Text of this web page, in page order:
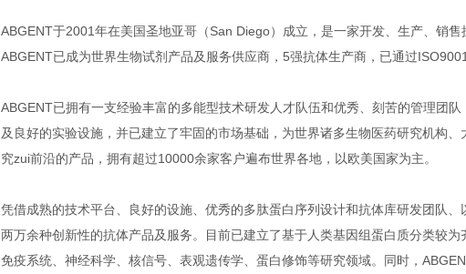
ABGENT于2001年在美国圣地亚哥（San Diego）成立，是一家开发、生产、销
ABGENT已成为世界生物试剂产品及服务供应商，5强抗体生产商，已通过
ABGENT已拥有一支经验丰富的多能型技术研发人才队伍和优秀、刻苦的管理团
及良好的实验设施，并已建立了牢固的市场基础，为世界诸多生物医药研究机构
究zui前沿的产品，拥有超过10000余家客户遍布世界各地，以欧美国家为主。
凭借成熟的技术平台、良好的设施、优秀的多肽蛋白序列设计和抗体库研发团队
两万余种创新性的抗体产品及服务。目前已建立了基于人类基因组蛋白质分类较
免疫系统、神经科学、核信号、表观遗传学、蛋白修饰等研究领域。同时，